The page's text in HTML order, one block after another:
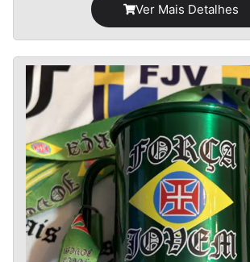
Ver Mais Detalhes